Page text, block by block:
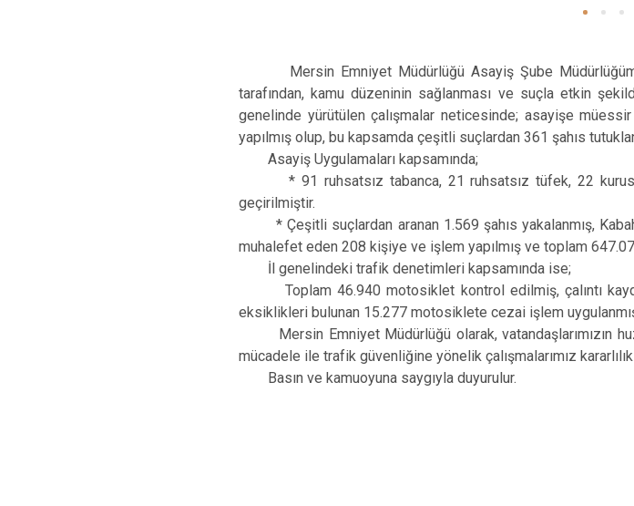
Mersin Emniyet Müdürlüğü Asayiş Şube
tarafından, kamu düzeninin sağlanması ve suçla etkin
genelinde yürütülen çalışmalar neticesinde; asayişe
yapılmış olup, bu kapsamda çeşitli suçlardan 361 şahıs
Asayiş Uygulamaları kapsamında;
* 91 ruhsatsız tabanca, 21 ruhsatsız tüfek, 22
geçirilmiştir.
* Çeşitli suçlardan aranan 1.569 şahıs yakalanmış,
muhalefet eden 208 kişiye ve işlem yapılmış ve toplam
İl genelindeki trafik denetimleri kapsamında ise;
Toplam 46.940 motosiklet kontrol edilmiş, çalıntı
eksiklikleri bulunan 15.277 motosiklete cezai işlem
Mersin Emniyet Müdürlüğü olarak, vatandaşlarımızın
mücadele ile trafik güvenliğine yönelik çalışmalarımız
Basın ve kamuoyuna saygıyla duyurulur.